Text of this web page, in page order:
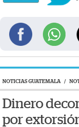
NOTICIAS GUATEMALA /
Dinero
por